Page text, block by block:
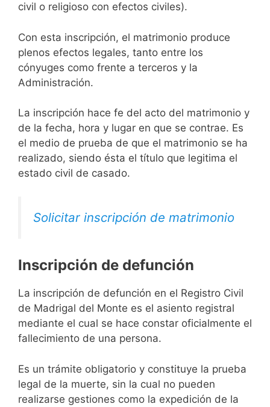
civil o religioso con efectos civiles).
Con esta inscripción, el matrimonio produce
plenos efectos legales, tanto entre los
cónyuges como frente a terceros y la
Administración.
La inscripción hace fe del acto del matrimonio y
de la fecha, hora y lugar en que se contrae. Es
el medio de prueba de que el matrimonio se ha
realizado, siendo ésta el título que legitima el
estado civil de casado.
Solicitar inscripción de matrimonio
Inscripción de defunción
La inscripción de defunción en el Registro Civil
de Madrigal del Monte es el asiento registral
mediante el cual se hace constar oficialmente el
fallecimiento de una persona.
Es un trámite obligatorio y constituye la prueba
legal de la muerte, sin la cual no pueden
realizarse gestiones como la expedición de la